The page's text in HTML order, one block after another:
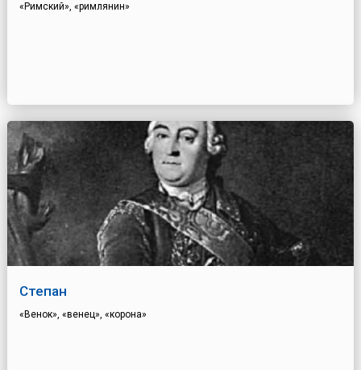
«Римский», «римлянин»
Степан
«Венок», «венец», «корона»